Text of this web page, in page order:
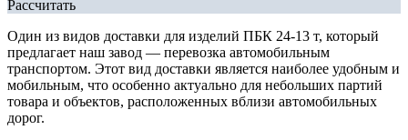
Рассчитать
Один из видов доставки для изделий ПБК 24-13 т, который
предлагает наш завод — перевозка автомобильным
транспортом. Этот вид доставки является наиболее удобным и
мобильным, что особенно актуально для небольших партий
товара и объектов, расположенных вблизи автомобильных
дорог.